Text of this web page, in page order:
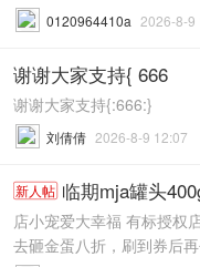
id=XmOdUb ...
0120964410a 2026-8-9
谢谢大家支持{ 666
谢谢大家支持{:666:}
刘倩倩 2026-8-9 12:07
新人帖 临期mja罐头
店小宠爱大幸福 有标授权
去砸金蛋八折，刷到券后